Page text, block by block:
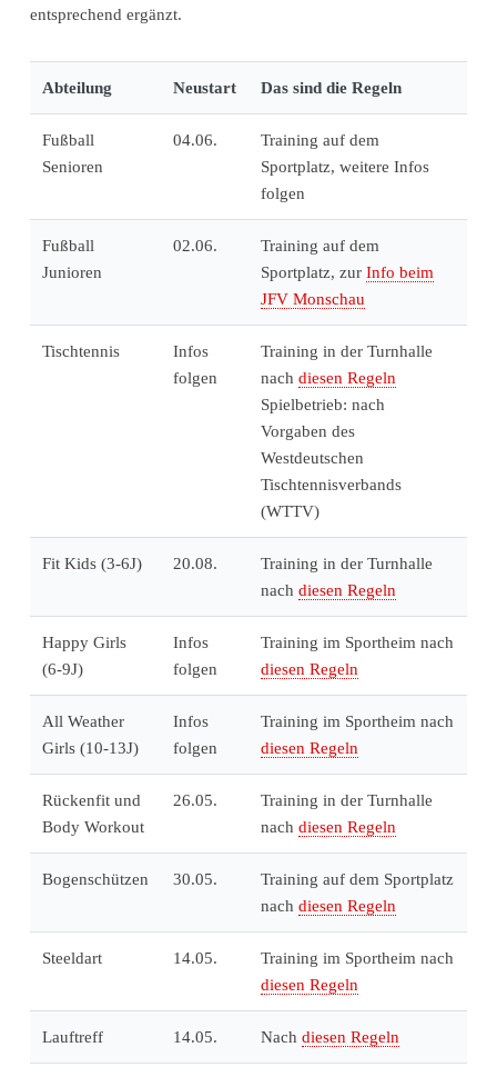
entsprechend ergänzt.
Abteilung Neustart Das sind die Regeln
Fußball
Senioren
04.06.
Training auf dem
Sportplatz, weitere Infos
folgen
Fußball
Junioren
02.06.
Training auf dem
Sportplatz, zur Info beim
JFV Monschau
Tischtennis
Infos
folgen
Training in der Turnhalle
nach diesen Regeln
Spielbetrieb: nach
Vorgaben des
Westdeutschen
Tischtennisverbands
(WTTV)
Fit Kids (3-6J) 20.08.
Training in der Turnhalle
nach diesen Regeln
Happy Girls
(6-9J)
Infos
folgen
Training im Sportheim nach
diesen Regeln
All Weather
Girls (10-13J)
Infos
folgen
Training im Sportheim nach
diesen Regeln
Rückenfit und
Body Workout
26.05.
Training in der Turnhalle
nach diesen Regeln
Bogenschützen 30.05.
Training auf dem Sportplatz
nach diesen Regeln
Steeldart 14.05.
Training im Sportheim nach
diesen Regeln
Lauftreff 14.05. Nach diesen Regeln